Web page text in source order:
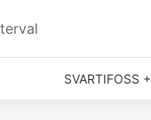
SVARTIFOSS +